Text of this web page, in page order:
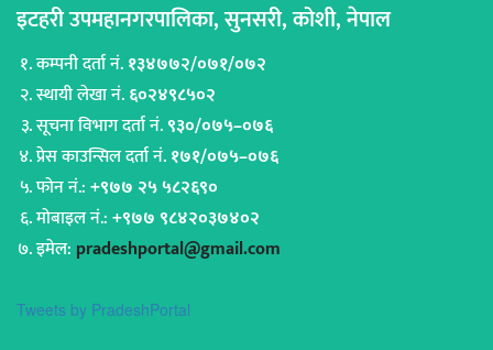
इटहरी उपमहानगरपालिका, सुनसरी, कोशी, नेपाल
कम्पनी दर्ता नं.१३४७७२/०७१/०७२
स्थायी लेखा नं.६०२४९८५०२
सूचना विभाग दर्ता नं.९३०/०७५–०७६
प्रेस काउन्सिल दर्ता नं.१७१/०७५–०७६
फोन नं.:+९७७ २५ ५८२६९०
मोबाइल नं.:+९७७ ९८४२०३७४०२
इमेल: pradeshportal@gmail.com
Tweets by PradeshPortal